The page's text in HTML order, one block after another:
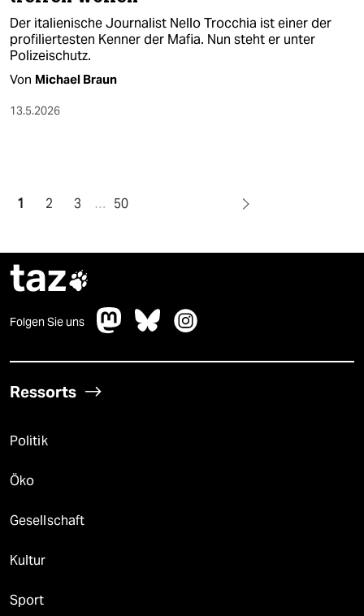
Der italienische Journalist Nello Trocchia ist einer der
profiliertesten Kenner der Mafia. Nun steht er unter
Polizeischutz.
Von Michael Braun
13.5.2026
1 2 3 … 50
taz
Folgen Sie uns
Ressorts
Politik
Öko
Gesellschaft
Kultur
Sport